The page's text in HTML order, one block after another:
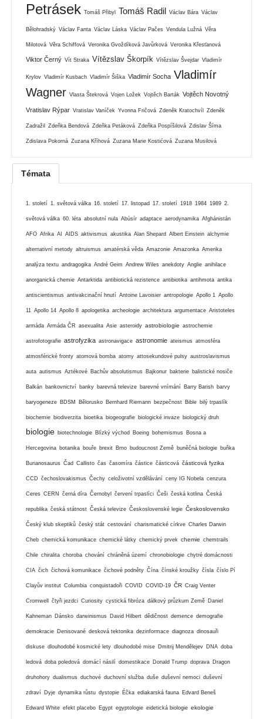
Petrásek Tomáš Přibyl Tomáš Radil Václav Bára Václav
Bělohradský Václav Fanta Václav Láska Václav Pačes Vendula Lužná Věra
Milotová Věra Schiffová Veronika Gvoždíková Javůrková Veronika Křesťanová
Viktor Černý Vít Straka Vítězslav Škorpík Vítězslav Švejdar Vladimír
Krylov Vladimír Kusbach Vladimír Šiška Vladimír Socha Vladimír
Wagner Vlasta Štekrová Vojen Ložek Vojtěch Barták Vojtěch Novotný
Vratislav Rýpar Vratislav Vaníček Yvonna Fričová Zdeněk Kratochvíl Zdeněk
Zadražil Zdeňka Bendová Zdeňka Petáková Zdeňka Pospíšilová Zdislav Šíma
Zdislava Pokorná Zuzana Kříhová Zuzana Marie Kostićová Zuzana Musilová
Témata
1. století 1. světová válka 16. století 17. listopad 17. století 1918 1984 1989 2.
světová válka 60. léta absolutní nula Abúsír adaptace aerodynamika Afghánistán
AFO Afrika AI AIDS aktivismus akustika Alan Shepard Albert Einstein alchymie
alternativní metody altruismus amatérská věda Amazonie Amazonka Amerika
analýza textu andragogika André Geim Andrew Wiles anekdoty Anglie anihilace
anorganická chemie Antarktida antibiotická rezistence antibiotika antihmota antika
antiscientismus antivakcinační hnutí Antoine Lavoisier antropologie Apollo 1 Apollo
11 Apollo 14 Apollo 8 apologetika archeologie architektura argumentace Aristoteles
armáda Armáda ČR asexualita Asie asteroidy astrobiologie astrochemie
astrofotografie astrofyzika astronavigace astronomie ateismus atmosféra
atmosférické fronty atomová bomba atomy attosekundové pulsy austroslavismus
auta autismus Aztékové Bachův absolutismus Bajkonur bakterie balistické nosiče
Balkán bankovnictví banky barevná televize barevné vnímání Barry Barish barvy
baryogeneze BDSM Bělorusko Bernhard Riemann bezpečnost Bible bilý trpaslík
biochemie biodiverzita bioetika biogeografie biologické invaze biologický druh
biologie biotechnologie Blízký východ Boeing bohemismus Bosna a
Hercegovina botanika bouře brexit Brno budoucnost Země buněčná biologie buňka
Burianosaurus Čad Callisto čas časomíra částice částicová částicová fyzika
CCD čechoslovakismus Čechy celoživotní vzdělávání ceny IG Nobela cenzura
Ceres CERN černá díra Černobyl červení trpaslíci Češi česká kotlina Česká
republika česká státnost Česká televize Československé legie Československo
Český klub skeptiků český stát cestování charismatické církve Charles Darwin
Cheb chemická komunikace chemické látky chemický prvek chemie chemtrails
Chile chiralita choroba chování chráněná území chronobiologie chytré domácnosti
CIA čich čichová komunikace čichové podněty Čína čínské kroužky čísla číslo Pí
Clayův institut Columbia conquistadoři COVID COVID-19 ČR Craig Venter
Cromwell čtyři jezdci Curiosity cystická fibróza dálkový průzkum Země Daniel
Kahneman Dánsko darwinismus David Hilbert dědičnost demence demografie
demokracie Denisované desková tektonika dezinformace diagnoza dinosauři
diskuse dlouhodobé kosmické lety dlouhodobé mise Dmitrij Mendělejev DNA doba
ledová doba poledová domácí násilí domestikace Donald Trump doprava Dragon
druhohory dualismus duchové duchovní služba duše duševní nemoci duševní
zdraví Dyje dynamika růstu dystopie Éčka ediakarská fauna Edvard Beneš
Edward White efekt placebo Egypt egyptologie eidetická biologie ekologie